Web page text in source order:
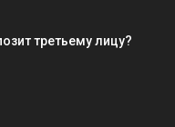
третьему лицу?